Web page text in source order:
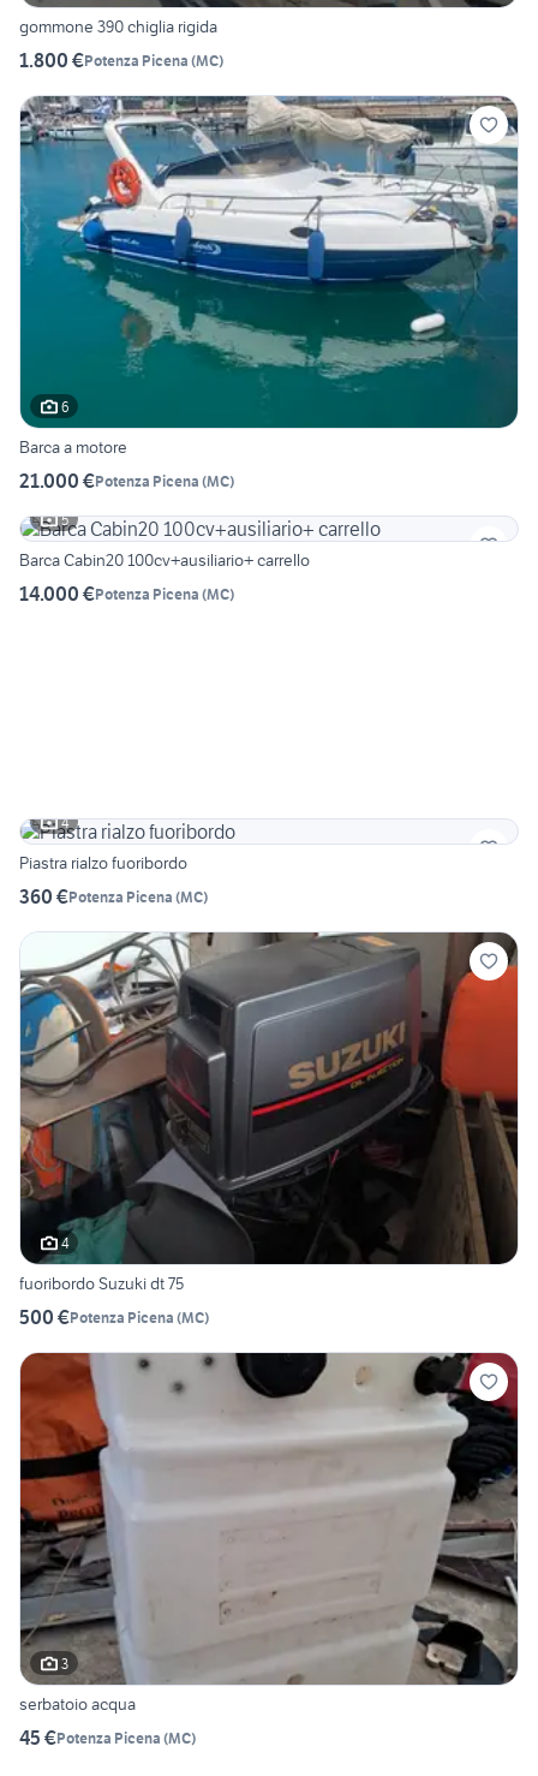
gommone 390 chiglia rigida
1.800 €Potenza Picena (MC)
6
Barca a motore
21.000 €Potenza Picena (MC)
5
Barca Cabin20 100cv+ausiliario+ carrello
14.000 €Potenza Picena (MC)
4
Piastra rialzo fuoribordo
360 €Potenza Picena (MC)
4
fuoribordo Suzuki dt 75
500 €Potenza Picena (MC)
3
serbatoio acqua
45 €Potenza Picena (MC)